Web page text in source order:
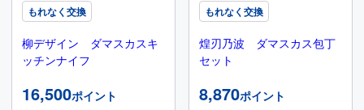
もれなく交換
柳デザイン ダマスカスキ
ッチンナイフ
16,500ポイント
もれなく交換
煌刃乃波 ダマスカス包丁
セット
8,870ポイント